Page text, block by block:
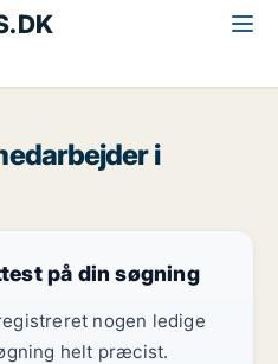
i
på din søgning
nogen ledige
helt præcist.